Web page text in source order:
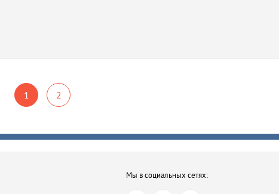
1 2
Мы в социальных сетях: